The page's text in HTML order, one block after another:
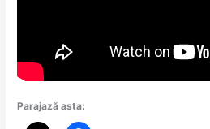
Parajază asta: